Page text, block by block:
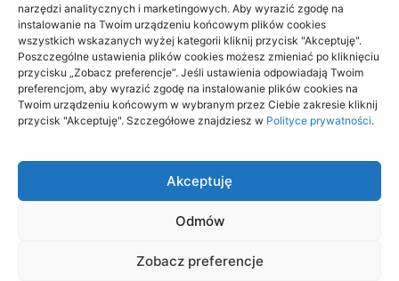
narzędzi analitycznych i marketingowych. Aby wyrazić zgodę na
instalowanie na Twoim urządzeniu końcowym plików cookies
wszystkich wskazanych wyżej kategorii kliknij przycisk "Akceptuję".
Poszczególne ustawienia plików cookies możesz zmieniać po kliknięciu
przycisku „Zobacz preferencje”. Jeśli ustawienia odpowiadają Twoim
preferencjom, aby wyrazić zgodę na instalowanie plików cookies na
Twoim urządzeniu końcowym w wybranym przez Ciebie zakresie kliknij
przycisk "Akceptuję". Szczegółowe znajdziesz w Polityce prywatności.
Akceptuję
Odmów
Zobacz preferencje
Beskid Śląski: widokowe szlaki na 1
dzień — wybór trasy
18/06/2026
aitrendy.pl
Wszelkie prawa zastrzeżone